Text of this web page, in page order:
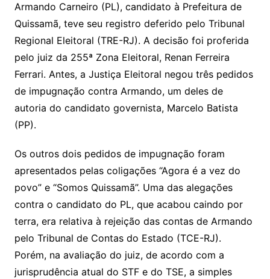
Armando Carneiro (PL), candidato à Prefeitura de
Quissamã, teve seu registro deferido pelo Tribunal
Regional Eleitoral (TRE-RJ). A decisão foi proferida
pelo juiz da 255ª Zona Eleitoral, Renan Ferreira
Ferrari. Antes, a Justiça Eleitoral negou três pedidos
de impugnação contra Armando, um deles de
autoria do candidato governista, Marcelo Batista
(PP).
Os outros dois pedidos de impugnação foram
apresentados pelas coligações “Agora é a vez do
povo” e “Somos Quissamã”. Uma das alegações
contra o candidato do PL, que acabou caindo por
terra, era relativa à rejeição das contas de Armando
pelo Tribunal de Contas do Estado (TCE-RJ).
Porém, na avaliação do juiz, de acordo com a
jurisprudência atual do STF e do TSE, a simples